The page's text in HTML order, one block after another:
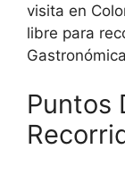
visita en
libre para
Puntos